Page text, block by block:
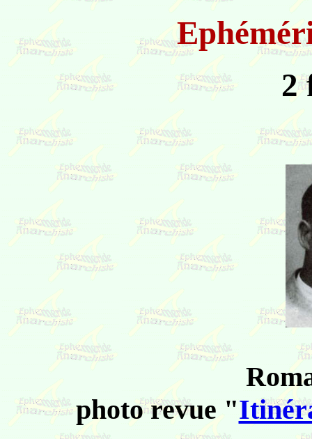
2
photo revue "